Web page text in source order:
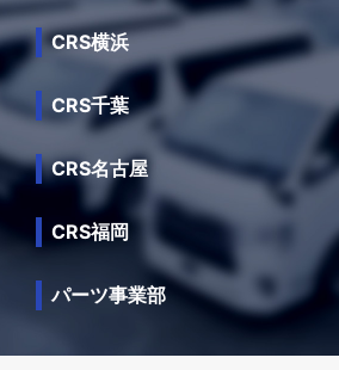
CRS横浜
CRS千葉
CRS名古屋
CRS福岡
パーツ事業部